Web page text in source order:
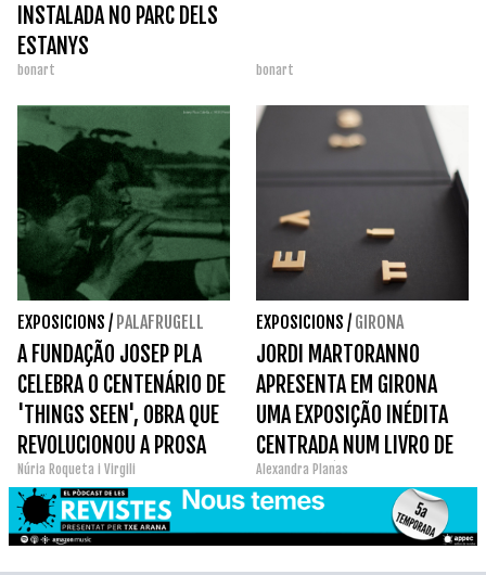
INSTALADA NO PARC DELS
ESTANYS
bonart bonart
EXPOSICIONS / PALAFRUGELL
A FUNDAÇÃO JOSEP PLA
CELEBRA O CENTENÁRIO DE
'THINGS SEEN', OBRA QUE
REVOLUCIONOU A PROSA
CATALÃ.
Núria Roqueta i Virgili
EXPOSICIONS / GIRONA
JORDI MARTORANNO
APRESENTA EM GIRONA
UMA EXPOSIÇÃO INÉDITA
CENTRADA NUM LIVRO DE
ARTISTA ÚNICO.
Alexandra Planas